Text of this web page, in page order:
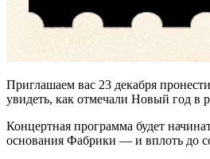
Приглашаем вас 23 декабря
увидеть, как отмечали Новый год в
Концертная программа будет
основания Фабрики — и вплоть до